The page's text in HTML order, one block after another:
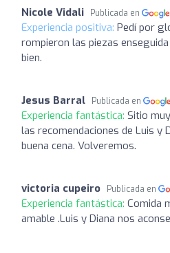
Nicole Vidali Publicada en
Experiencia positiva: Pedí por
rompieron las piezas
bien.
Jesus Barral Publicada en
Experiencia fantástica: Sitio
las recomendaciones de Luis y
buena cena. Volveremos.
victoria cupeiro Publicada en
Experiencia fantástica: Comida
amable .Luis y Diana nos